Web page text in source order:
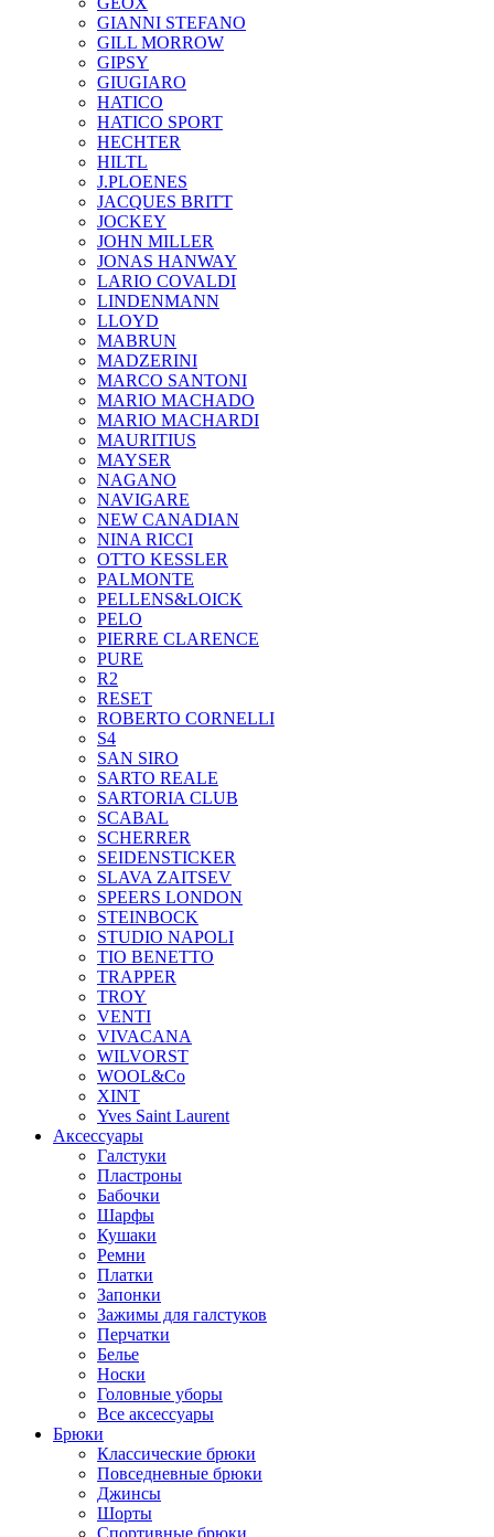
GIANNI STEFANO
GILL MORROW
GIPSY
GIUGIARO
HATICO
HATICO SPORT
HECHTER
HILTL
J.PLOENES
JAСQUES BRITT
JOCKEY
JOHN MILLER
JONAS HANWAY
LARIO COVALDI
LINDENMANN
LLOYD
MABRUN
MADZERINI
MARCO SANTONI
MARIO MACHADO
MARIO MACHARDI
MAURITIUS
MAYSER
NAGANO
NAVIGARE
NEW CANADIAN
NINA RICCI
OTTO KESSLER
PALMONTE
PELLENS&LOICK
PELO
PIERRE CLARENCE
PURE
R2
RESET
ROBERTO CORNELLI
S4
SAN SIRO
SARTO REALE
SARTORIA CLUB
SCABAL
SCHERRER
SEIDENSTICKER
SLAVA ZAITSEV
SPEERS LONDON
STEINBOCK
STUDIO NAPOLI
TIO BENETTO
TRAPPER
TROY
VENTI
VIVACANA
WILVORST
WOOL&Co
XINT
Yves Saint Laurent
Аксессуары
Галстуки
Пластроны
Бабочки
Шарфы
Кушаки
Ремни
Платки
Запонки
Зажимы для галстуков
Перчатки
Белье
Носки
Головные уборы
Все аксессуары
Брюки
Классические брюки
Повседневные брюки
Джинсы
Шорты
Спортивные брюки